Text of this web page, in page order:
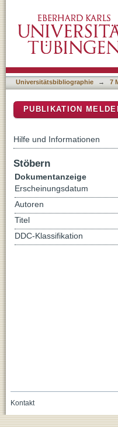
coupled to a
Universitätsbibliographie → 7
PUBLIKATION
Hilfe und Informationen
Stöbern
Dokumentanzeige
Erscheinungsdatum
Autoren
Titel
DDC-Klassifikation
Kontakt